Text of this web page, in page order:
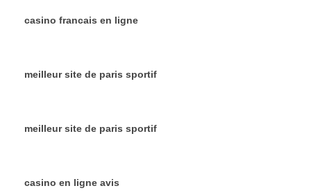
casino francais en ligne
meilleur site de paris sportif
meilleur site de paris sportif
casino en ligne avis